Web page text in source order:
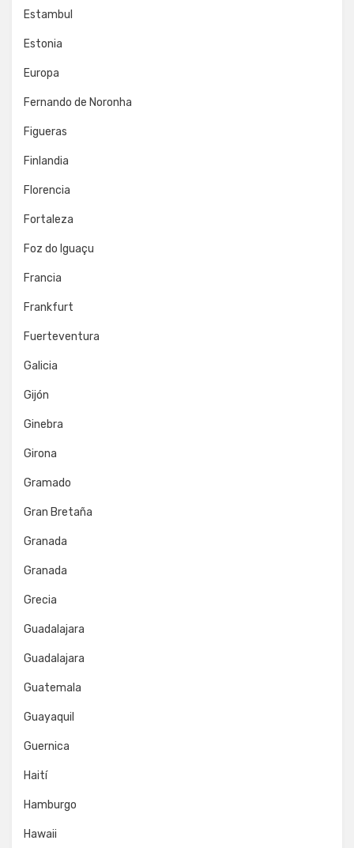
Estambul
Estonia
Europa
Fernando de Noronha
Figueras
Finlandia
Florencia
Fortaleza
Foz do Iguaçu
Francia
Frankfurt
Fuerteventura
Galicia
Gijón
Ginebra
Girona
Gramado
Gran Bretaña
Granada
Granada
Grecia
Guadalajara
Guadalajara
Guatemala
Guayaquil
Guernica
Haití
Hamburgo
Hawaii